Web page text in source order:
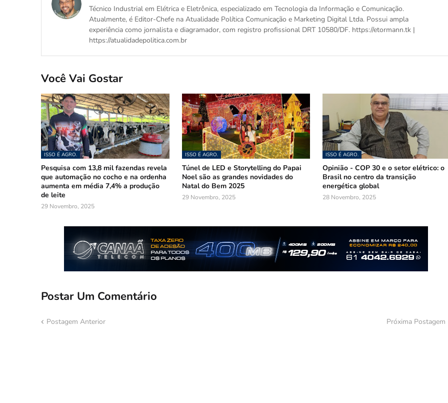
Técnico Industrial em Elétrica e Eletrônica, especializado em Tecnologia da Informação e Comunicação.
Atualmente, é Editor-Chefe na Atualidade Política Comunicação e Marketing Digital Ltda. Possui ampla
experiência como jornalista e diagramador, com registro profissional DRT 10580/DF. https://etormann.tk |
https://atualidadepolitica.com.br
Você Vai Gostar
ISSO É AGRO.
Pesquisa com 13,8 mil fazendas revela
que automação no cocho e na ordenha
aumenta em média 7,4% a produção
de leite
29 Novembro, 2025
ISSO É AGRO.
Túnel de LED e Storytelling do Papai
Noel são as grandes novidades do
Natal do Bem 2025
29 Novembro, 2025
ISSO É AGRO.
Opinião - COP 30 e o setor elétrico: o
Brasil no centro da transição
energética global
28 Novembro, 2025
Postar Um Comentário
Postagem Anterior Próxima Postagem